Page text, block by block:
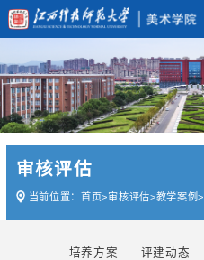
审核评估
当前位置： 首页>审核评估>教学案例>
培养方案 评建动态